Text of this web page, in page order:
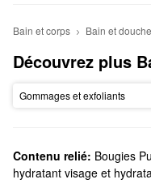
Bain et corps Bain et douche
Découvrez plus
Gommages et exfoliants
Contenu relié: Bougies
hydratant visage et